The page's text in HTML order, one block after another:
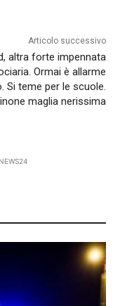
Articolo successivo
altra forte impennata
Ormai è allarme
Si teme per le scuole.
maglia nerissima